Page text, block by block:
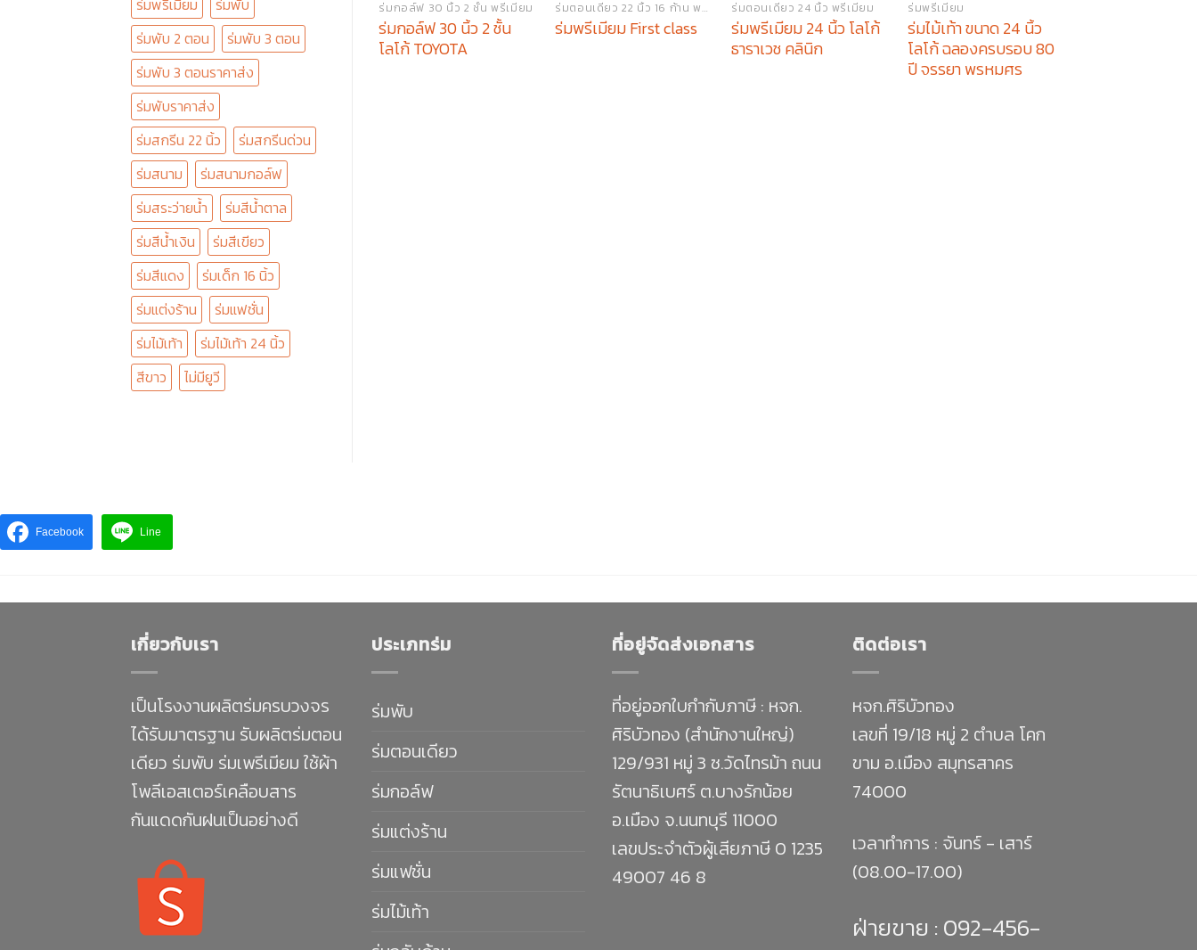
ร่มพรีเมี่ยม
ร่มพับ
ร่มพับ 2 ตอน
ร่มพับ 3 ตอน
ร่มพับ 3 ตอนราคาส่ง
ร่มพับราคาส่ง
ร่มสกรีน 22 นิ้ว
ร่มสกรีนด่วน
ร่มสนาม
ร่มสนามกอล์ฟ
ร่มสระว่ายน้ำ
ร่มสีน้ำตาล
ร่มสีน้ำเงิน
ร่มสีเขียว
ร่มสีแดง
ร่มเด็ก 16 นิ้ว
ร่มแต่งร้าน
ร่มแฟชั่น
ร่มไม้เท้า
ร่มไม้เท้า 24 นิ้ว
สีขาว
ไม่มียูวี
ร่มกอล์ฟ 30 นิ้ว 2 ชั้น พรีเมียม
ร่มกอล์ฟ 30 นิ้ว 2 ชั้น
โลโก้ TOYOTA
ร่มตอนเดียว 22 นิ้ว 16 ก้าน พรีเมียม
ร่มพรีเมียม First class
ร่มตอนเดียว 24 นิ้ว พรีเมียม
ร่มพรีเมียม 24 นิ้ว โลโก้
ธาราเวช คลินิก
ร่มพรีเมียม
ร่มไม้เท้า ขนาด 24 นิ้ว
โลโก้ ฉลองครบรอบ 80
ปี จรรยา พรหมศร
Facebook Line
เกี่ยวกับเรา
เป็นโรงงานผลิตร่มครบวงจร
ได้รับมาตรฐาน รับผลิตร่มตอน
เดียว ร่มพับ ร่มเพรีเมียม ใช้ผ้า
โพลีเอสเตอร์เคลือบสาร
กันแดดกันฝนเป็นอย่างดี
ประเภทร่ม
ร่มพับ
ร่มตอนเดียว
ร่มกอล์ฟ
ร่มแต่งร้าน
ร่มแฟชั่น
ร่มไม้เท้า
ที่อยู่จัดส่งเอกสาร
ที่อยู่ออกใบกำกับภาษี : หจก.
ศิริบัวทอง (สำนักงานใหญ่)
129/931 หมู่ 3 ซ.วัดไทรม้า ถนน
รัตนาธิเบศร์ ต.บางรักน้อย
อ.เมือง จ.นนทบุรี 11000
เลขประจำตัวผู้เสียภาษี 0 1235
49007 46 8
ติดต่อเรา
หจก.ศิริบัวทอง
เลขที่ 19/18 หมู่ 2 ตำบล โคก
ขาม อ.เมือง สมุทรสาคร
74000
เวลาทำการ : จันทร์ - เสาร์
(08.00-17.00)
ฝ่ายขาย : 092-456-